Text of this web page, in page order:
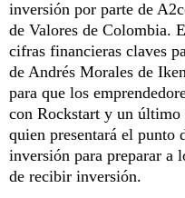
inversión por parte de
de Valores de Colombia.
cifras financieras claves
de Andrés Morales de
para que los
con Rockstart y un último
quien presentará el punto
inversión para preparar a
de recibir inversión.